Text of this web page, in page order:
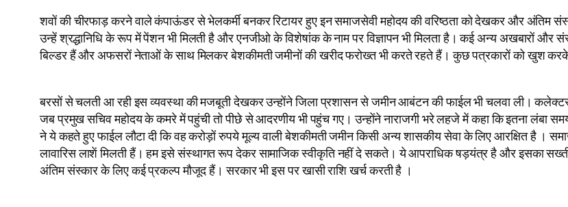
शवों की चीरफाड़ करने वाले कंपाऊंडर से भेलकर्मी बनकर रिटायर हुए इन समाजसेवी महोदय की वरिष्ठता को देखकर और अंतिम
उन्हें श्रद्धानिधि के रूप में पेंशन भी मिलती है और एनजीओ के विशेषांक के नाम पर विज्ञापन भी मिलता है। कई अन्य अखबारों
बिल्डर हैं और अफसरों नेताओं के साथ मिलकर बेशकीमती जमीनों की खरीद फरोख्त भी करते रहते हैं। कुछ पत्रकारों को खुश करके
बरसों से चलती आ रही इस व्यवस्था की मजबूती देखकर उन्होंने जिला प्रशासन से जमीन आबंटन की फाईल भी चलवा ली।
जब प्रमुख सचिव महोदय के कमरे में पहुंची तो पीछे से आदरणीय भी पहुंच गए। उन्होंने नाराजगी भरे लहजे में कहा कि इतना लंबा
ने ये कहते हुए फाईल लौटा दी कि वह करोड़ों रुपये मूल्य वाली बेशकीमती जमीन किसी अन्य शासकीय सेवा के लिए आरक्षित है ।
लावारिस लाशें मिलती हैं। हम इसे संस्थागत रूप देकर सामाजिक स्वीकृति नहीं दे सकते। ये आपराधिक षड़यंत्र है और इसका
अंतिम संस्कार के लिए कई प्रकल्प मौजूद हैं। सरकार भी इस पर खासी राशि खर्च करती है ।